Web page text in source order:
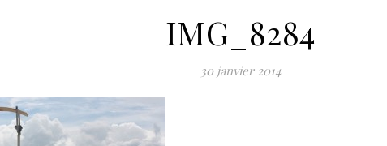
IMG_8284
30 janvier 2014